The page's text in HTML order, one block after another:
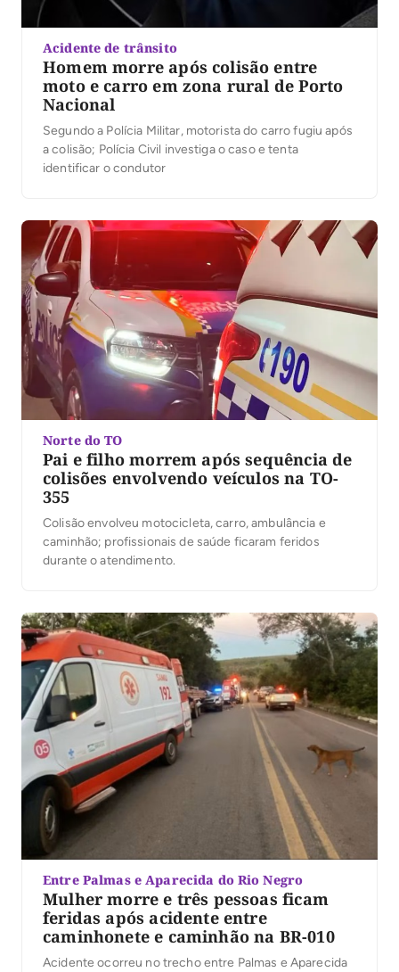
Acidente de trânsito
Homem morre após colisão entre
moto e carro em zona rural de Porto
Nacional
Segundo a Polícia Militar, motorista do carro fugiu após
a colisão; Polícia Civil investiga o caso e tenta
identificar o condutor
Norte do TO
Pai e filho morrem após sequência de
colisões envolvendo veículos na TO-
355
Colisão envolveu motocicleta, carro, ambulância e
caminhão; profissionais de saúde ficaram feridos
durante o atendimento.
Entre Palmas e Aparecida do Rio Negro
Mulher morre e três pessoas ficam
feridas após acidente entre
caminhonete e caminhão na BR-010
Acidente ocorreu no trecho entre Palmas e Aparecida